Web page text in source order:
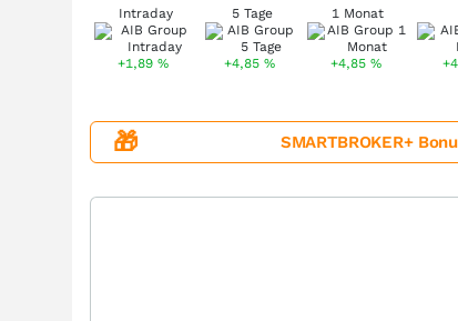
Intraday
+1,89%
5 Tage
+4,85%
1 Monat
+4,85 %
🎁 SMARTBROKER+